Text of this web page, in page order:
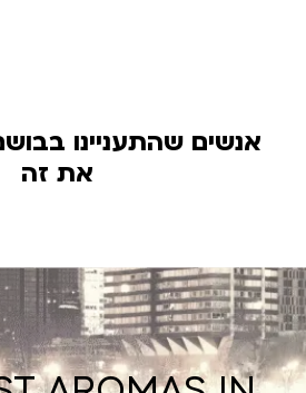
אנשים שהתעניינו
את זה